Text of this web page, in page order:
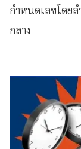
กำหนดเลขโดย
กลาง